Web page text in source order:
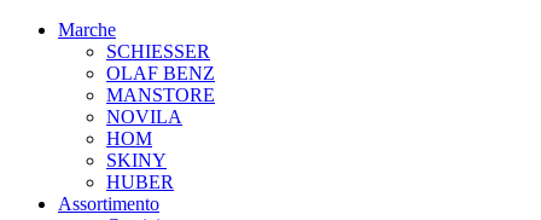
Marche
SCHIESSER
OLAF BENZ
MANSTORE
NOVILA
HOM
SKINY
HUBER
Assortimento